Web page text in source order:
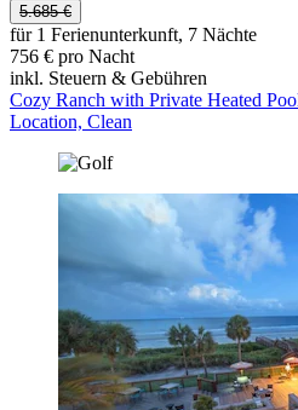
5.685 €
für 1 Ferienunterkunft, 7 Nächte
756 € pro Nacht
inkl. Steuern & Gebühren
Cozy Ranch with Private Heated
Location, Clean